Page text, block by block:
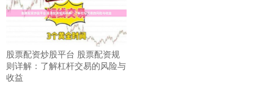
股票配资炒股平台 股票配资规
则详解：了解杠杆交易的风险与
收益